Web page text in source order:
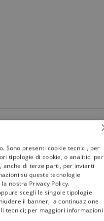
Sono presenti cookie tecnici, per
tipologie di cookie, o analitici per
di terze parti, per inviarti
su queste tecnologie
nostra Privacy Policy.
scegli le singole tipologie
il banner, la continuazione
tecnici; per maggiori informazioni